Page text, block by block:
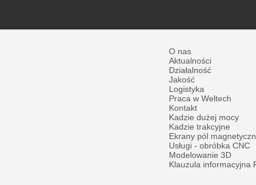
O nas
Aktualności
Działalność
Jakość
Logistyka
Praca w Weltech
Kontakt
Kadzie dużej mocy
Kadzie trakcyjne
Ekrany pól
Usługi - obróbka CNC
Modelowanie 3D
Klauzula informacyjna